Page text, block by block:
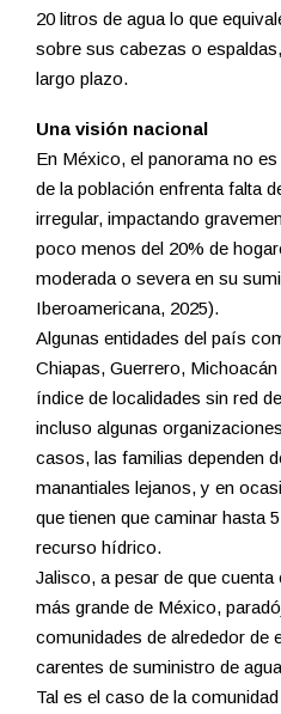
20 litros de agua lo que
sobre sus cabezas o
largo plazo.
Una visión nacional
En México, el panorama no
de la población enfrenta falta
irregular, impactando
poco menos del 20% de
moderada o severa en su
Iberoamericana, 2025).
Algunas entidades del país
Chiapas, Guerrero,
índice de localidades sin red
incluso algunas
casos, las familias dependen
manantiales lejanos, y en
que tienen que caminar hasta
recurso hídrico.
Jalisco, a pesar de que
más grande de México,
comunidades de alrededor de
carentes de suministro de
Tal es el caso de la